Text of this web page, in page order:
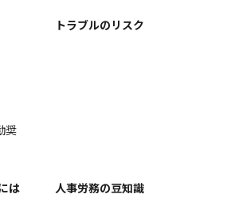
奨
トラブルのリスク
は
人事労務の豆知識